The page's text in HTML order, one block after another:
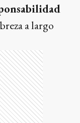
a largo